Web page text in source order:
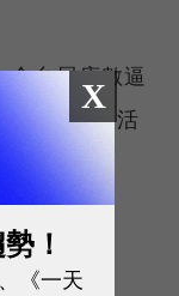
全台展店數逼
能見到生活
X
！
《一天